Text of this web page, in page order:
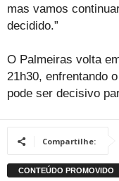
mas vamos
decidido.”
O Palmeiras volta
21h30, enfrentando
pode ser decisivo
Compartilhe: